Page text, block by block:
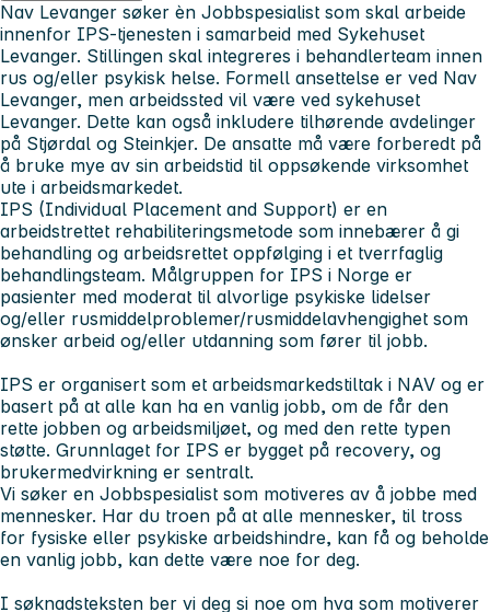
Nav Levanger søker èn Jobbspesialist som skal arbeide
innenfor IPS-tjenesten i samarbeid med Sykehuset
Levanger. Stillingen skal integreres i behandlerteam innen
rus og/eller psykisk helse. Formell ansettelse er ved Nav
Levanger, men arbeidssted vil være ved sykehuset
Levanger. Dette kan også inkludere tilhørende avdelinger
på Stjørdal og Steinkjer. De ansatte må være forberedt på
å bruke mye av sin arbeidstid til oppsøkende virksomhet
ute i arbeidsmarkedet.
IPS (Individual Placement and Support) er en
arbeidstrettet rehabiliteringsmetode som innebærer å gi
behandling og arbeidsrettet oppfølging i et tverrfaglig
behandlingsteam. Målgruppen for IPS i Norge er
pasienter med moderat til alvorlige psykiske lidelser
og/eller rusmiddelproblemer/rusmiddelavhengighet som
ønsker arbeid og/eller utdanning som fører til jobb.
IPS er organisert som et arbeidsmarkedstiltak i NAV og er
basert på at alle kan ha en vanlig jobb, om de får den
rette jobben og arbeidsmiljøet, og med den rette typen
støtte. Grunnlaget for IPS er bygget på recovery, og
brukermedvirkning er sentralt.
Vi søker en Jobbspesialist som motiveres av å jobbe med
mennesker. Har du troen på at alle mennesker, til tross
for fysiske eller psykiske arbeidshindre, kan få og beholde
en vanlig jobb, kan dette være noe for deg.
I søknadsteksten ber vi deg si noe om hva som motiverer